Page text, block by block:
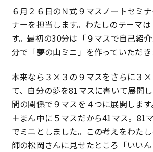
アカウント
ご利用案内
特定商取引法に基づく表記
プライバシーポリシー
６月２６日のＮ式９マスノートセミ
ナーを担当します。わたしのテーマ
す。最初の30分は「９マスで自己紹
分で「夢の山ミニ」を作っていただき
本来なら３×３の９マスをさらに３×
て、自分の夢を81マスに書いて展開
間の関係で９マスを４つに展開しま
＋まん中に５マスだから41マス。81
でミニとしました。この考えをわた
師の松岡さんに見せたところ「いい